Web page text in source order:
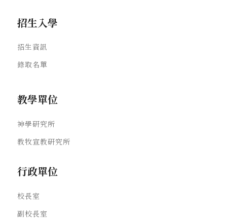
招生入學
招生資訊
錄取名單
教學單位
神學研究所
教牧宣教研究所
行政單位
校長室
副校長室